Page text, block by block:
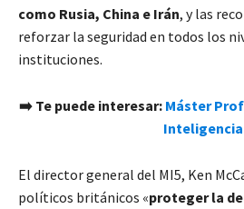
como Rusia, China e Irán, y las
reforzar la seguridad en todos los
instituciones.
➡️ Te puede interesar: Máster
Inteligencia
El director general del MI5, Ken
políticos británicos «proteger la